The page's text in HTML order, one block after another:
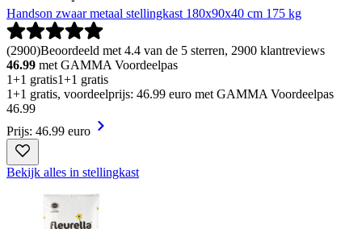
Handson zwaar metaal stellingkast 180x90x40 cm 175 kg
(2900)Beoordeeld met 4.4 van de 5 sterren, 2900 klantreviews
46.99 met GAMMA Voordeelpas
1+1 gratis1+1 gratis
1+1 gratis, voordeelprijs: 46.99 euro met GAMMA Voordeelpas
46.99
Prijs: 46.99 euro
Bekijk alles in stellingkast